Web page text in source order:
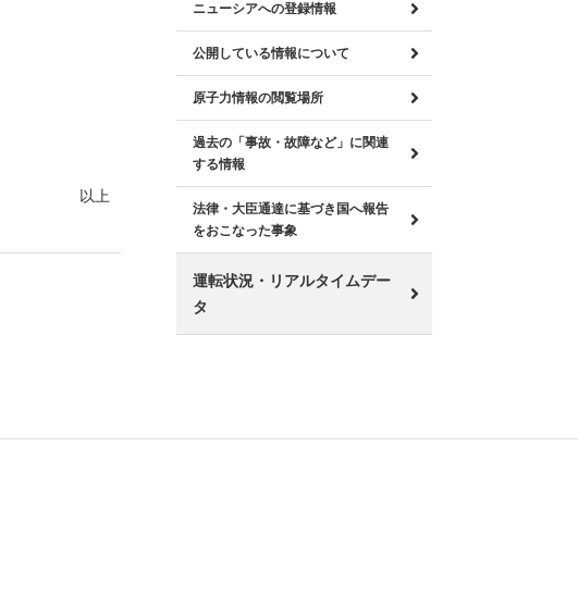
以上
ニューシアへの登録情報
公開している情報について
原子力情報の閲覧場所
過去の「事故・故障など」に関連
する情報
法律・大臣通達に基づき国へ報告
をおこなった事象
運転状況・リアルタイムデー
タ